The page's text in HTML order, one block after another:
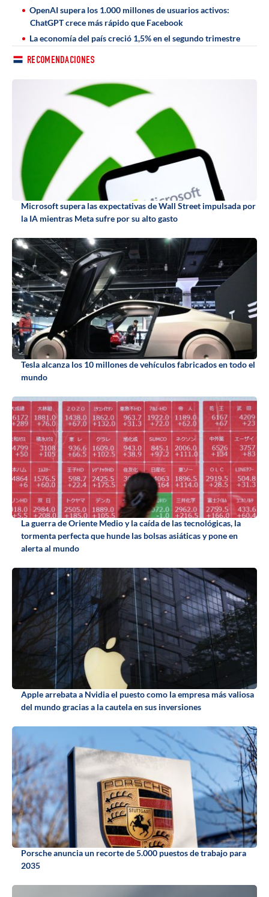
OpenAI supera los 1.000 millones de usuarios activos:
ChatGPT crece más rápido que Facebook
La economía del país creció 1,5% en el segundo trimestre
RECOMENDACIONES
Microsoft supera las expectativas de Wall Street impulsada por
la IA mientras Meta sufre por su alto gasto
Tesla alcanza los 10 millones de vehículos fabricados en todo el
mundo
La guerra de Oriente Medio y la caída de las tecnológicas, la
tormenta perfecta que hunde las bolsas asiáticas y pone en
alerta al mundo
Apple arrebata a Nvidia el puesto como la empresa más valiosa
del mundo gracias a la cautela en sus inversiones
Porsche anuncia un recorte de 5.000 puestos de trabajo para
2035